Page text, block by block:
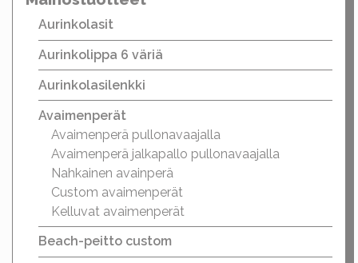
Aurinkolasit
Aurinkolippa 6 väriä
Aurinkolasilenkki
Avaimenperät
Avaimenperä pullonavaajalla
Avaimenperä jalkapallo pullonavaajalla
Nahkainen avainperä
Custom avaimenperät
Kelluvat avaimenperät
Beach-peitto custom